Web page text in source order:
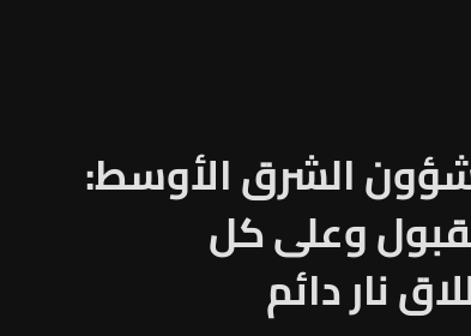
لشؤون الشرق الأوسط:
وعلى كل
نار دائم